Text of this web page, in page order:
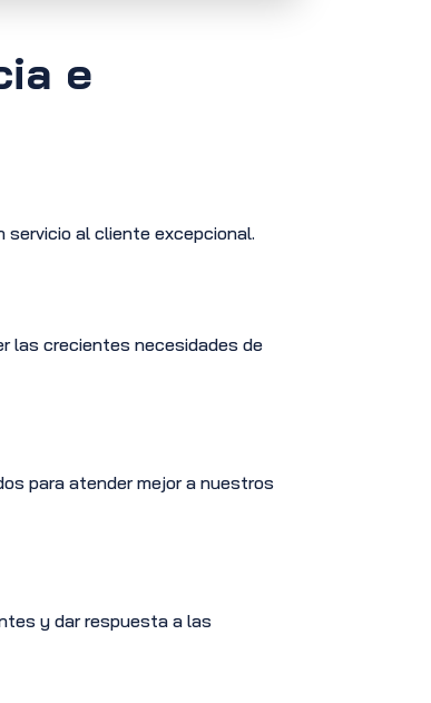
e
servicio al cliente excepcional.
las crecientes necesidades de
para atender mejor a nuestros
y dar respuesta a las